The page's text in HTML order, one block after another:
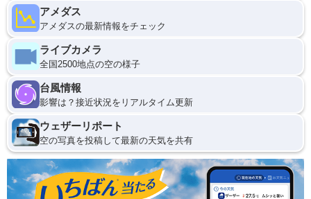
アメダス
アメダスの最新情報をチェック
ライブカメラ
全国2500地点の空の様子
台風情報
影響は？接近状況をリアルタイム更新
ウェザーリポート
空の写真を投稿して最新の天気を共有